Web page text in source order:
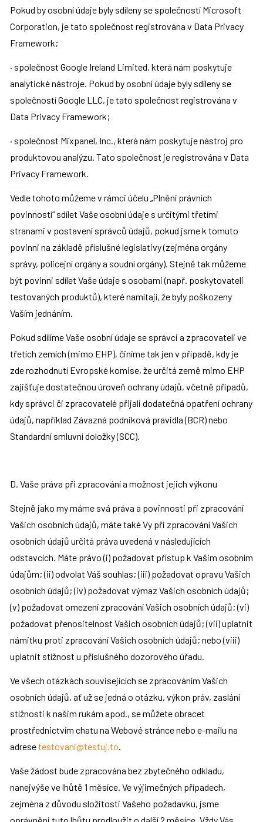
Pokud by osobní údaje byly sdíleny se společností Microsoft
Corporation, je tato společnost registrována v Data Privacy
Framework;
· společnost Google Ireland Limited, která nám poskytuje
analytické nástroje. Pokud by osobní údaje byly sdíleny se
společností Google LLC, je tato společnost registrována v
Data Privacy Framework;
· společnost Mixpanel, Inc., která nám poskytuje nástroj pro
produktovou analýzu. Tato společnost je registrována v Data
Privacy Framework.
Vedle tohoto můžeme v rámci účelu „Plnění právních
povinností“ sdílet Vaše osobní údaje s určitými třetími
stranami v postavení správců údajů, pokud jsme k tomuto
povinni na základě příslušné legislativy (zejména orgány
správy, policejní orgány a soudní orgány). Stejně tak můžeme
být povinni sdílet Vaše údaje s osobami (např. poskytovateli
testovaných produktů), které namítají, že byly poškozeny
Vaším jednáním.
Pokud sdílíme Vaše osobní údaje se správci a zpracovateli ve
třetích zemích (mimo EHP), činíme tak jen v případě, kdy je
zde rozhodnutí Evropské komise, že určitá země mimo EHP
zajišťuje dostatečnou úroveň ochrany údajů, včetně případů,
kdy správci či zpracovatelé přijali dodatečná opatření ochrany
údajů, například Závazná podniková pravidla (BCR) nebo
Standardní smluvní doložky (SCC).
D. Vaše práva při zpracování a možnost jejich výkonu
Stejně jako my máme svá práva a povinnosti při zpracování
Vašich osobních údajů, máte také Vy při zpracování Vašich
osobních údajů určitá práva uvedená v následujících
odstavcích. Máte právo (i) požadovat přístup k Vašim osobním
údajům; (ii) odvolat Váš souhlas; (iii) požadovat opravu Vašich
osobních údajů; (iv) požadovat výmaz Vašich osobních údajů;
(v) požadovat omezení zpracování Vašich osobních údajů; (vi)
požadovat přenositelnost Vašich osobních údajů; (vii) uplatnit
námitku proti zpracování Vašich osobních údajů; nebo (viii)
uplatnit stížnost u příslušného dozorového úřadu.
Ve všech otázkách souvisejících se zpracováním Vašich
osobních údajů, ať už se jedná o otázku, výkon práv, zaslání
stížnosti k našim rukám apod., se můžete obracet
prostřednictvím chatu na Webové stránce nebo e-mailu na
adrese testovani@testuj.to
Vaše žádost bude zpracována bez zbytečného odkladu,
nanejvýše ve lhůtě 1 měsíce. Ve výjimečných případech,
zejména z důvodu složitosti Vašeho požadavku, jsme
oprávněni tuto lhůtu prodloužit o další 2 měsíce. Vždy Vás